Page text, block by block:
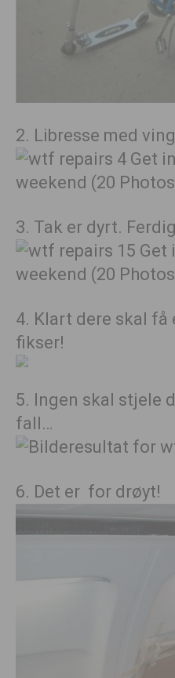
2. Libresse med
3. Tak er dyrt.
4. Klart dere skal få
fikser!
5. Ingen skal stjele
fall…
6. Det er for drøyt!